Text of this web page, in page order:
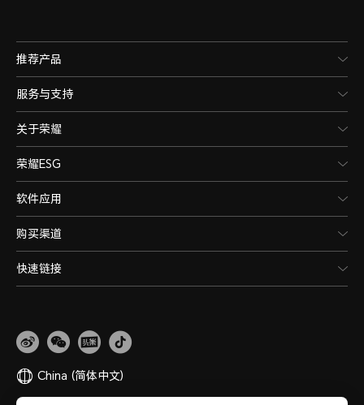
推荐产品
服务与支持
关于荣耀
荣耀ESG
软件应用
购买渠道
快速链接
China (简体中文)